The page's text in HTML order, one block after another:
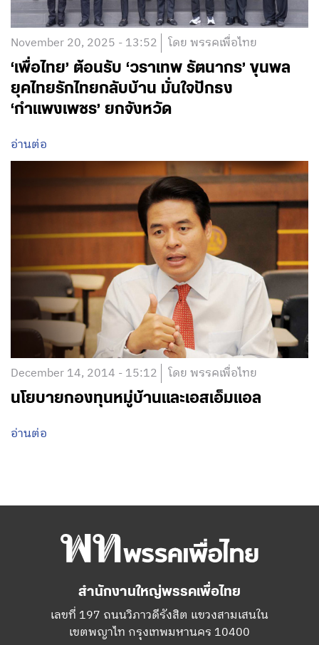
November 20, 2025 - 13:52 โดย พรรคเพื่อไทย
‘เพื่อไทย’ ต้อนรับ ‘วราเทพ รัตนากร’ ขุนพล
ยุคไทยรักไทยกลับบ้าน มั่นใจปักธง
‘กำแพงเพชร’ ยกจังหวัด
อ่านต่อ
December 14, 2014 - 15:12 โดย พรรคเพื่อไทย
นโยบายกองทุนหมู่บ้านและเอสเอ็มแอล
อ่านต่อ
สำนักงานใหญ่พรรคเพื่อไทย
เลขที่ 197 ถนนวิภาวดีรังสิต แขวงสามเสนใน
เขตพญาไท กรุงเทพมหานคร 10400